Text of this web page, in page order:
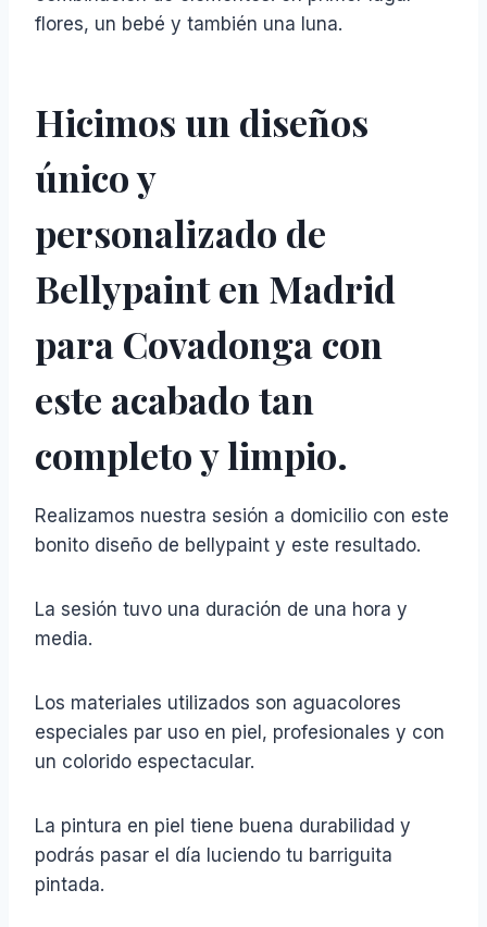
flores, un bebé y también una luna.
Hicimos un diseños
único y
personalizado de
Bellypaint en Madrid
para Covadonga con
este acabado tan
completo y limpio.
Realizamos nuestra sesión a domicilio con este
bonito diseño de bellypaint y este resultado.
La sesión tuvo una duración de una hora y
media.
Los materiales utilizados son aguacolores
especiales par uso en piel, profesionales y con
un colorido espectacular.
La pintura en piel tiene buena durabilidad y
podrás pasar el día luciendo tu barriguita
pintada.